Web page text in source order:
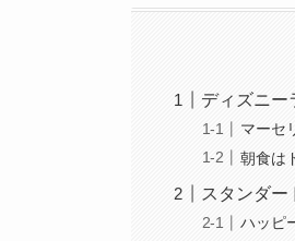
ディズニー
マーセ
朝食は
スタンダー
ハッピ